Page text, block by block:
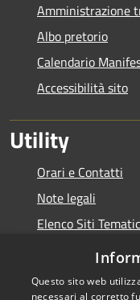
Amministrazione
Albo pretorio
Calendario
Accessibilità sito
Utility
Orari e Contatti
Note legali
Elenco Siti
Questo sito web
necessari al corretto